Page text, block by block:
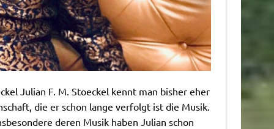
Julian F. M. Stoeckel kennt man bisher eher
die er schon lange verfolgt ist die Musik.
deren Musik haben Julian schon